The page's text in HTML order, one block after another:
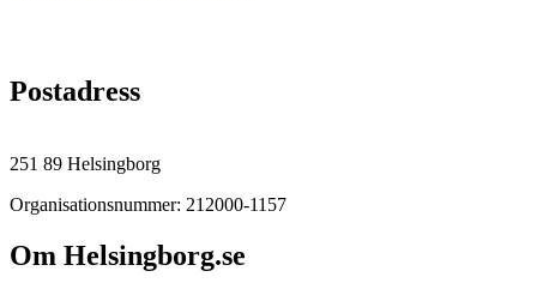
Postadress
251 89 Helsingborg
Organisationsnummer: 212000-1157
Om Helsingborg.se